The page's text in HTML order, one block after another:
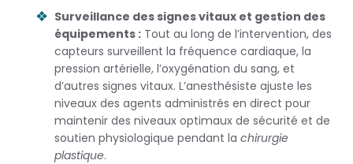
Surveillance des signes vitaux et gestion des
équipements : Tout au long de l’intervention, des
capteurs surveillent la fréquence cardiaque, la
pression artérielle, l’oxygénation du sang, et
d’autres signes vitaux. L’anesthésiste ajuste les
niveaux des agents administrés en direct pour
maintenir des niveaux optimaux de sécurité et de
soutien physiologique pendant la chirurgie
plastique.